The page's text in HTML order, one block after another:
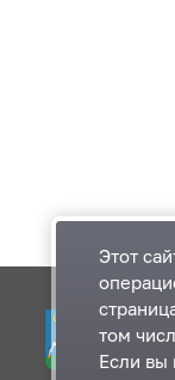
Этот
том
Если вы